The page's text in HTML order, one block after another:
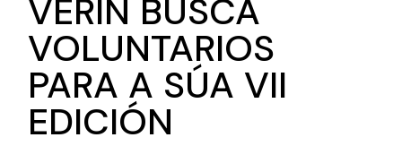
VERÍN BUSCA
VOLUNTARIOS
PARA A SÚA VII
EDICIÓN